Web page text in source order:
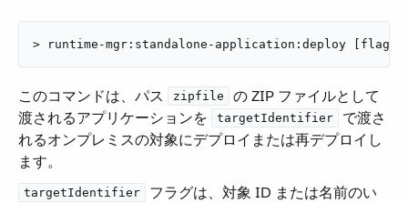
> runtime-mgr:standalone-application:deploy
このコマンドは、パス ​ zipfile
​ の ZIP ファイルとして
渡されるアプリケーションを ​
targetIdentifier
​ で渡さ
れるオンプレミスの対象にデプロイまたは再デプロイし
ます。
targetIdentifier
​ フラグは、対象 ID または名前のい